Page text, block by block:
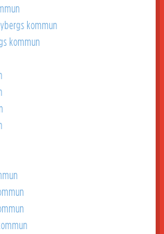
kommun
kommun